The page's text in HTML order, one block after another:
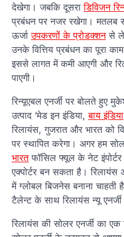
देखेगा। जबकि दूसराडिविजन
प्रबंधन पर नजर रखेगा। मतलब
ऊर्जाउपकरणों के प्रोडक्शनसे
उनके वित्तिय प्रबंधन का पूरा
इससे लागत में कमी आएगी और
पाएगी।
रिन्यूएबल एनर्जी पर बोलते हुए
उत्पाद ‘मेड इन इंडिया,बाय इंडिया
रिलायंस, गुजरात और भारत को
पर स्थापित करेगा। अगर हम
भारतफॉसिल फ्यूल के नेट
एक्पोर्टर बन सकता है। रिलायंस
में ग्लोबल बिजनेस बनाना
टैलेन्ट के साथ रिलायंस न्यू
रिलायंस की सोलर एनर्जी का एक